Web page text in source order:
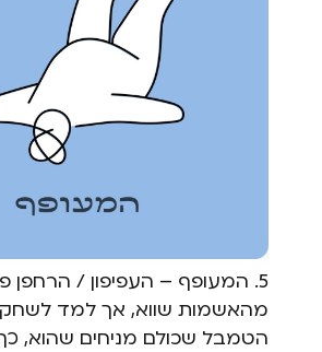
5. המעופף – העפיפון / הרחפן
מהאשמות שווא, אך למד
הטמבל שכולם מניחים שהוא,